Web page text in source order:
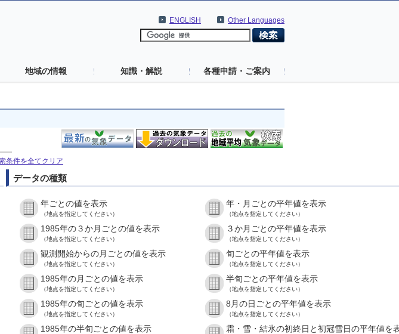
Other Languages
ENGLISH
地域の情報 知識・解説 各種申請・ご案内
条件を全てクリア
データの種類
年ごとの値を表示
（地点を指定してください）
年・月ごとの平年値を表示
（地点を指定してください）
1985年の３か月ごとの値を表示
（地点を指定してください）
３か月ごとの平年値を表示
（地点を指定してください）
観測開始からの月ごとの値を表示
（地点を指定してください）
旬ごとの平年値を表示
（地点を指定してください）
1985年の月ごとの値を表示
（地点を指定してください）
半旬ごとの平年値を表示
（地点を指定してください）
1985年の旬ごとの値を表示
（地点を指定してください）
8月の日ごとの平年値を表示
（地点を指定してください）
1985年の半旬ごとの値を表示 霜・雪・結氷の初終日と初冠雪日の平年値を